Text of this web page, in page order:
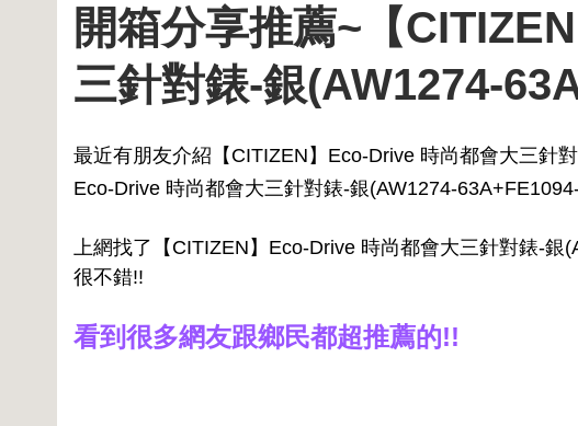
開箱分享推薦~【
三針對錶-銀(AW1274-
最近有朋友介紹【CITIZEN】Eco-Drive 時尚都會大三針
Eco-Drive 時尚都會大三針對錶-銀(AW1274-
上網找了【CITIZEN】Eco-Drive 時尚都會大三針對錶-
很不錯!!
看到很多網友跟鄉民都超推薦的!!